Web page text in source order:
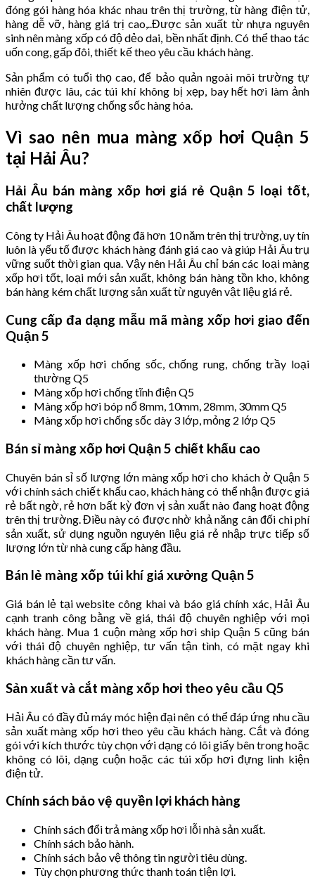
đóng gói hàng hóa khác nhau trên thị trường, từ hàng điện tử,
hàng dễ vỡ, hàng giá trị cao,..Được sản xuất từ nhựa nguyên
sinh nên màng xốp có độ dẻo dai, bền nhất định. Có thể thao tác
uốn cong, gấp đôi, thiết kế theo yêu cầu khách hàng.
Sản phẩm có tuổi thọ cao, để bảo quản ngoài môi trường tự
nhiên được lâu, các túi khí không bị xẹp, bay hết hơi làm ảnh
hưởng chất lượng chống sốc hàng hóa.
Vì sao nên mua màng xốp hơi Quận 5
tại Hải Âu?
Hải Âu bán màng xốp hơi giá rẻ Quận 5 loại tốt,
chất lượng
Công ty Hải Âu hoạt động đã hơn 10 năm trên thị trường, uy tín
luôn là yếu tố được khách hàng đánh giá cao và giúp Hải Âu trụ
vững suốt thời gian qua. Vậy nên Hải Âu chỉ bán các loại màng
xốp hơi tốt, loại mới sản xuất, không bán hàng tồn kho, không
bán hàng kém chất lượng sản xuất từ nguyên vật liệu giá rẻ.
Cung cấp đa dạng mẫu mã màng xốp hơi giao đến
Quận 5
Màng xốp hơi chống sốc, chống rung, chống trầy loại
thường Q5
Màng xốp hơi chống tĩnh điện Q5
Màng xốp hơi bóp nổ 8mm, 10mm, 28mm, 30mm Q5
Màng xốp hơi chống sốc dày 3 lớp, mỏng 2 lớp Q5
Bán sỉ màng xốp hơi Quận 5 chiết khấu cao
Chuyên bán sỉ số lượng lớn màng xốp hơi cho khách ở Quận 5
với chính sách chiết khấu cao, khách hàng có thể nhận được giá
rẻ bất ngờ, rẻ hơn bất kỳ đơn vị sản xuất nào đang hoạt động
trên thị trường. Điều này có được nhờ khả năng cân đối chi phí
sản xuất, sử dụng nguồn nguyên liệu giá rẻ nhập trực tiếp số
lượng lớn từ nhà cung cấp hàng đầu.
Bán lẻ màng xốp túi khí giá xưởng Quận 5
Giá bán lẻ tại website công khai và báo giá chính xác, Hải Âu
cạnh tranh công bằng về giá, thái độ chuyên nghiệp với mọi
khách hàng. Mua 1 cuộn màng xốp hơi ship Quận 5 cũng bán
với thái độ chuyên nghiệp, tư vấn tận tình, có mặt ngay khi
khách hàng cần tư vấn.
Sản xuất và cắt màng xốp hơi theo yêu cầu Q5
Hải Âu có đầy đủ máy móc hiện đại nên có thể đáp ứng nhu cầu
sản xuất màng xốp hơi theo yêu cầu khách hàng. Cắt và đóng
gói với kích thước tùy chọn với dạng có lõi giấy bên trong hoặc
không có lõi, dạng cuộn hoặc các túi xốp hơi đựng linh kiện
điện tử.
Chính sách bảo vệ quyền lợi khách hàng
Chính sách đổi trả màng xốp hơi lỗi nhà sản xuất.
Chính sách bảo hành.
Chính sách bảo vệ thông tin người tiêu dùng.
Tùy chọn phương thức thanh toán tiện lợi.